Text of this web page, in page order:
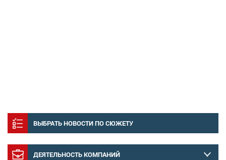
ВЫБРАТЬ НОВОСТИ ПО СЮЖЕТУ
ДЕЯТЕЛЬНОСТЬ КОМПАНИЙ